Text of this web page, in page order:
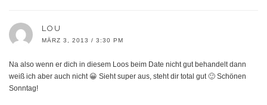
LOU
MÄRZ 3, 2013 / 3:30 PM
Na also wenn er dich in diesem Loos beim Date nicht gut behandelt dann
weiß ich aber auch nicht 😀 Sieht super aus, steht dir total gut 🙂 Schönen
Sonntag!